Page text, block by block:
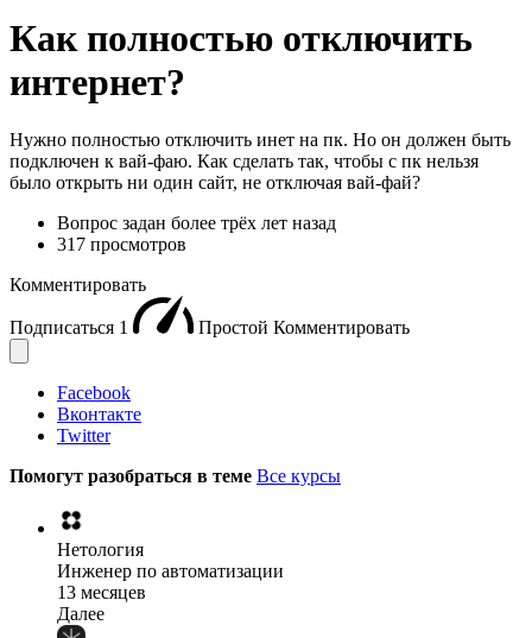
Как полностью отключить
интернет?
Нужно полностью отключить инет на пк. Но он должен быть
подключен к вай-фаю. Как сделать так, чтобы с пк нельзя
было открыть ни один сайт, не отключая вай-фай?
Вопрос задан более трёх лет назад
317 просмотров
Комментировать
Подписаться 1 Простой Комментировать
Facebook
Вконтакте
Twitter
Помогут разобраться в теме Все курсы
Нетология
Инженер по автоматизации
13 месяцев
Далее